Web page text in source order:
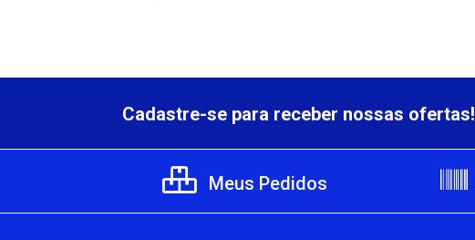
Cadastre-se para receber nossas ofertas!
Meus Pedidos